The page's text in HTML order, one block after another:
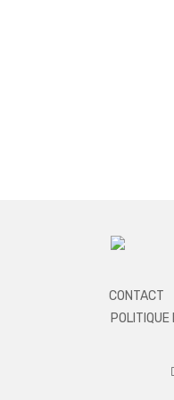
CONTACT
POLITIQUE